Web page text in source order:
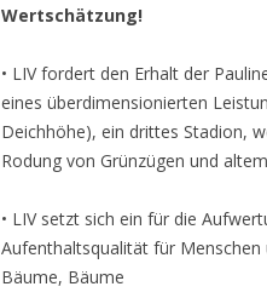
Wertschätzung!
• LIV fordert den Erhalt der
eines überdimensionierten
Deichhöhe), ein drittes Stadion,
Rodung von Grünzügen und
• LIV setzt sich ein für die
Aufenthaltsqualität für Menschen
Bäume, Bäume